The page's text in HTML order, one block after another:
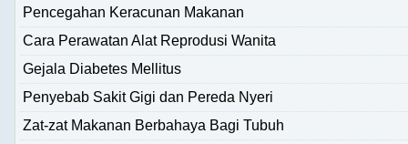
Pencegahan Keracunan Makanan
Cara Perawatan Alat Reprodusi Wanita
Gejala Diabetes Mellitus
Penyebab Sakit Gigi dan Pereda Nyeri
Zat-zat Makanan Berbahaya Bagi Tubuh